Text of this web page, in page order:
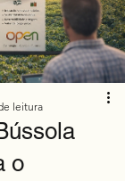
o
leitura